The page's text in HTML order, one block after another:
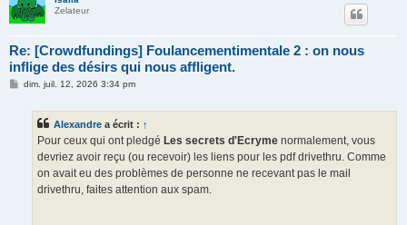
Zelateur
Re: [Crowdfundings] Foulancementimentale 2 : on nous
inflige des désirs qui nous affligent.
Mdim. juil. 12, 2026 3:34 pm
Alexandre a écrit : ↑
Pour ceux qui ont pledgé Les secrets d'Ecryme normalement, vous
devriez avoir reçu (ou recevoir) les liens pour les pdf drivethru. Comme
on avait eu des problèmes de personne ne recevant pas le mail
drivethru, faites attention aux spam.